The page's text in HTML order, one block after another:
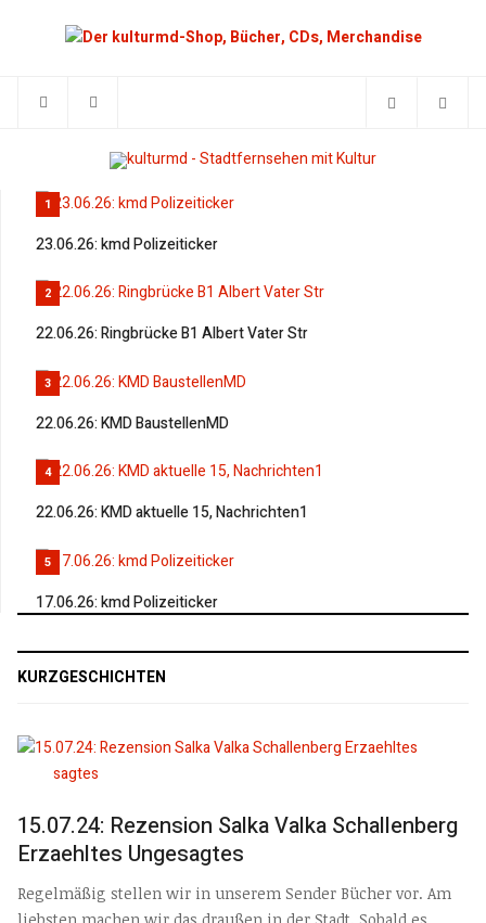
1
23.06.26: kmd Polizeiticker
2
22.06.26: Ringbrücke B1 Albert Vater Str
3
22.06.26: KMD BaustellenMD
4
22.06.26: KMD aktuelle 15, Nachrichten1
5
17.06.26: kmd Polizeiticker
KURZGESCHICHTEN
15.07.24: Rezension Salka Valka Schallenberg
Erzaehltes Ungesagtes
Regelmäßig stellen wir in unserem Sender Bücher vor. Am